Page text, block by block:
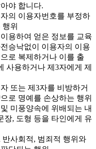
야 합니다.
의 이용자번호를 부정하
위
용하여 얻은 정보를 교육
승낙없이 이용자의 이용
로 복제하거나 이를 출
사용하거나 제3자에게 제
또는 제3자를 비방하거
로 명예를 손상하는 행위
미풍양속에 위배되는 내
장, 도형 등을 타인에게 유
반사회적, 범죄적 행위와